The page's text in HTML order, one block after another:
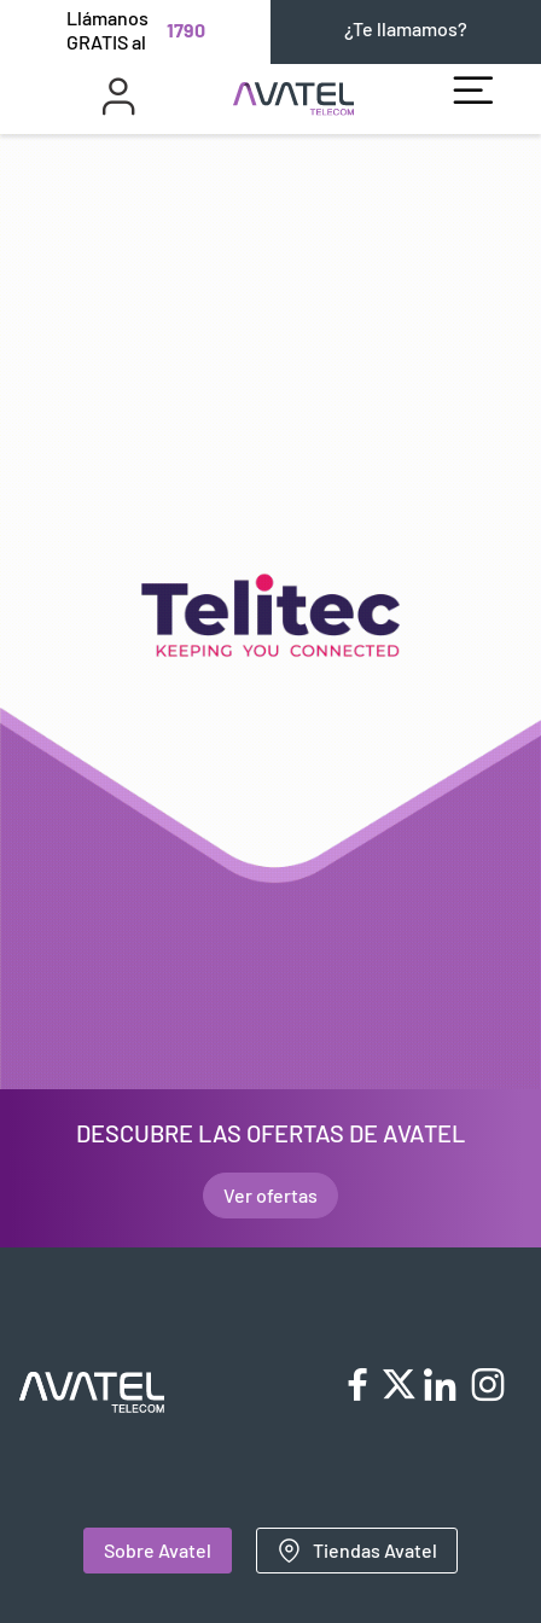
Llámanos
GRATIS al
1790 ¿Te llamamos?
DESCUBRE LAS OFERTAS DE AVATEL
Ver ofertas
Sobre Avatel Tiendas Avatel